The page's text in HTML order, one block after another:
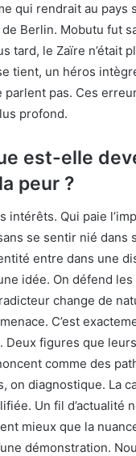
qui rendrait au
Berlin. Mobutu fut
tard, le Zaïre n’était
tient, un héros
parlent pas. Ces
profond.
est-elle
peur ?
intérêts. Qui paie
se sentir nié dans
entre dans une
idée. On défend
change de
C’est
Deux figures que
comme des
on diagnostique. La
Un fil
mieux que la
démonstration.